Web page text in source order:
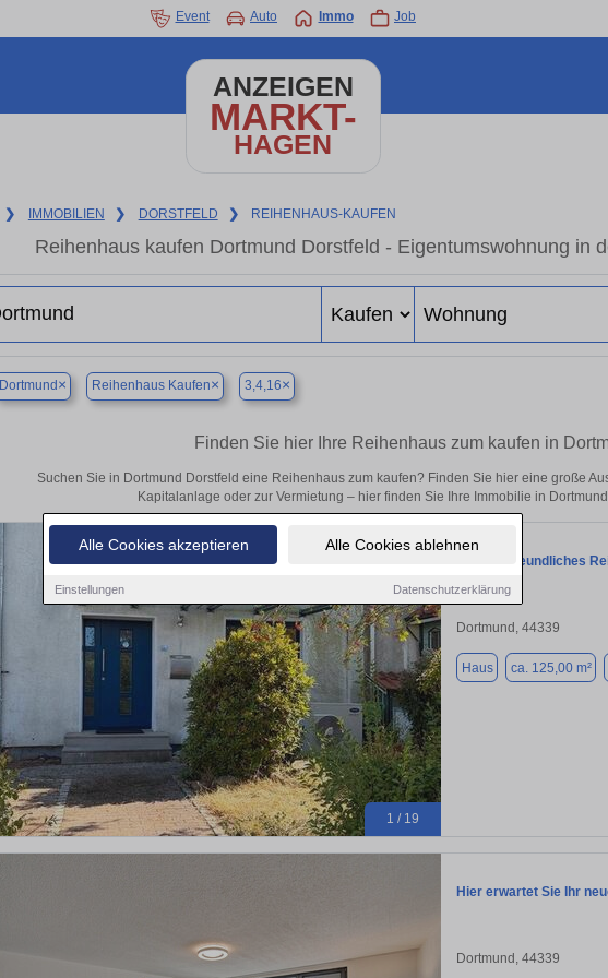
Alle Cookies akzeptieren Alle Cookies ablehnen
Einstellungen Datenschutzerklärung
Event Auto Immo Job
ANZEIGEN
MARKT-
HAGEN
❯ IMMOBILIEN ❯ DORSTFELD ❯ REIHENHAUS-KAUFEN
Reihenhaus kaufen Dortmund Dorstfeld - Eigentumswohnung in
Dortmund × Reihenhaus Kaufen× 3,4,16×
Finden Sie hier Ihre Reihenhaus zum kaufen in
Suchen Sie in Dortmund Dorstfeld eine Reihenhaus zum kaufen? Finden Sie hier eine große
Kapitalanlage oder zur Vermietung – hier finden Sie Ihre Immobilie in
1 / 19
Familienfreundliches
Dortmund, 44339
Haus ca. 125,00 m²
Hier erwartet Sie Ihr
Dortmund, 44339